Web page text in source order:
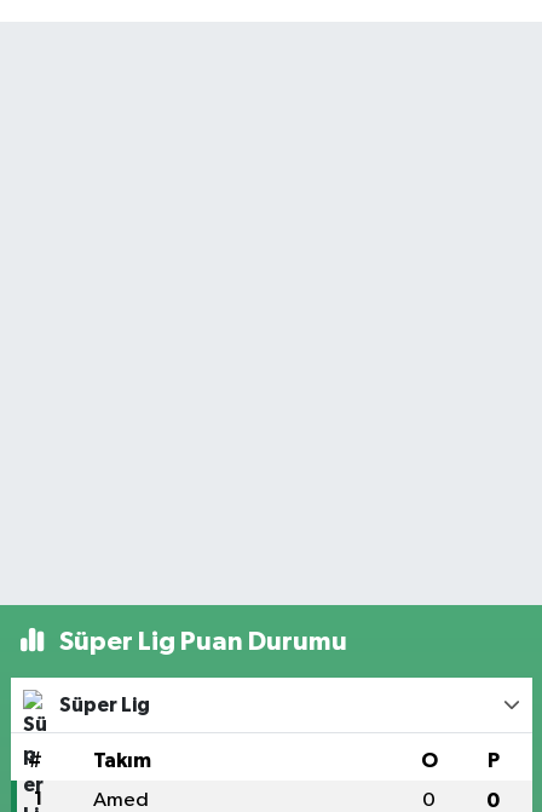
Süper Lig Puan Durumu
Süper Lig
# Takım O P
1 Amed 0 0